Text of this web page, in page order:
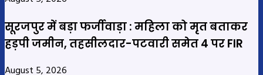
सूरजपुर में बड़ा फर्जीवाड़ा : महिला को मृत बताकर
हड़पी जमीन, तहसीलदार-पटवारी समेत 4 पर FIR
August 5, 2026